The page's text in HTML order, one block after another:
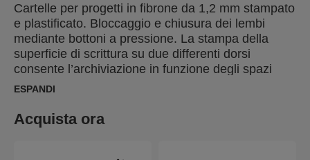
Cartelle per progetti in fibrone da 1,2 mm stampato
e plastificato. Bloccaggio e chiusura dei lembi
mediante bottoni a pressione. La stampa della
superficie di scrittura su due differenti dorsi
consente l’archiviazione in funzione degli spazi
disponibili. Come tutti gli articoli della linea Delso
possibile cancellare le scritte (con alcool o
acetone) e riutilizzare nuovamente il prodotto.
ESPANDI
Acquista ora